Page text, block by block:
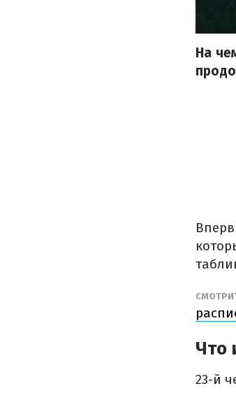
На
Что
23-й